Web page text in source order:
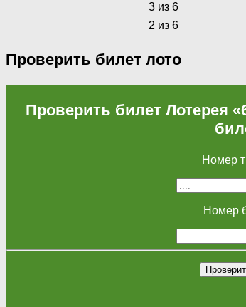
3 из 6
2 из 6
Проверить билет лото
Проверить билет Лотерея
Номер
Номер